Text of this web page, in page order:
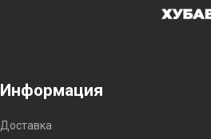
Информация
Доставка